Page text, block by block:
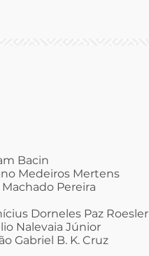
Bacin
Medeiros Mertens
Pereira
Dorneles Paz Roesler
Nalevaia Júnior
Gabriel B. K. Cruz